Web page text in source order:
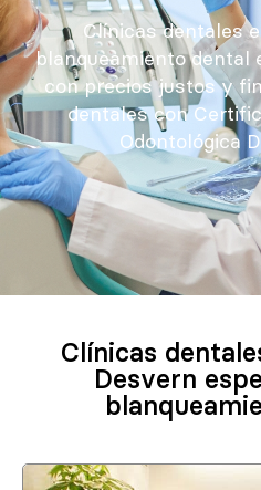
Clínicas dentales
blanqueamiento dental
con precios justos y
dentales con
Odontológica
Clínicas
Desvern